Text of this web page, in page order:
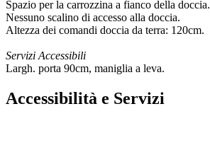
Spazio per la carrozzina a fianco della doccia.
Nessuno scalino di accesso alla doccia.
Altezza dei comandi doccia da terra: 120cm.
Servizi Accessibili
Largh. porta 90cm, maniglia a leva.
Accessibilità e Servizi